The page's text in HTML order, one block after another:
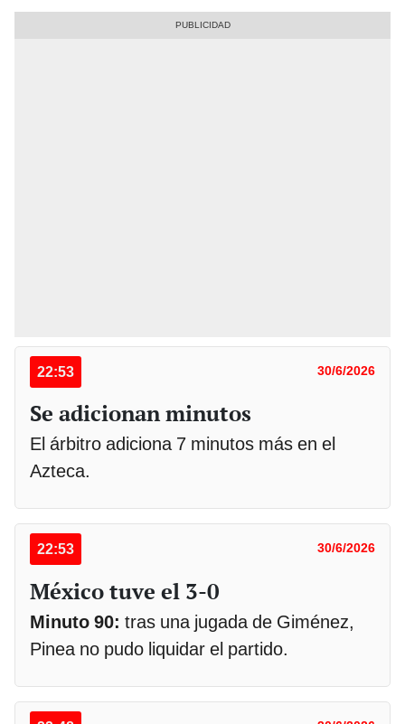
22:53 30/6/2026
Se adicionan minutos
El árbitro adiciona 7 minutos más en el
Azteca.
22:53 30/6/2026
México tuve el 3-0
Minuto 90: tras una jugada de Giménez,
Pinea no pudo liquidar el partido.